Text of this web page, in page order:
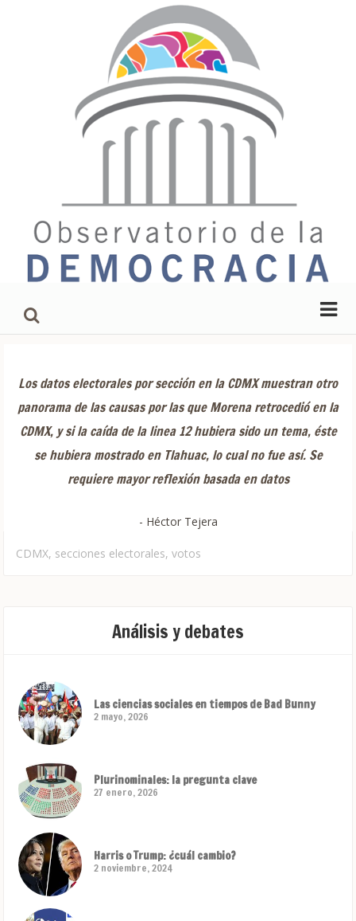
Los datos electorales por sección en la CDMX muestran otro
panorama de las causas por las que Morena retrocedió en la
CDMX, y si la caída de la linea 12 hubiera sido un tema, éste
se hubiera mostrado en Tlahuac, lo cual no fue así. Se
requiere mayor reflexión basada en datos
- Héctor Tejera
CDMX, secciones electorales, votos
Análisis y debates
Las ciencias sociales en tiempos de Bad Bunny
2 mayo, 2026
Plurinominales: la pregunta clave
27 enero, 2026
Harris o Trump: ¿cuál cambio?
2 noviembre, 2024